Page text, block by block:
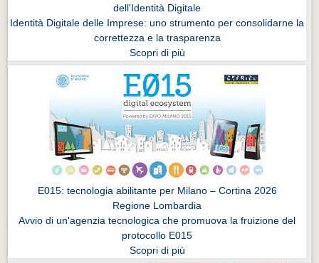
dell'Identità Digitale
Identità Digitale delle Imprese: uno strumento per consolidarne la
correttezza e la trasparenza
Scopri di più
E015: tecnologia abilitante per Milano – Cortina 2026
Regione Lombardia
Avvio di un'agenzia tecnologica che promuova la fruizione del
protocollo E015
Scopri di più